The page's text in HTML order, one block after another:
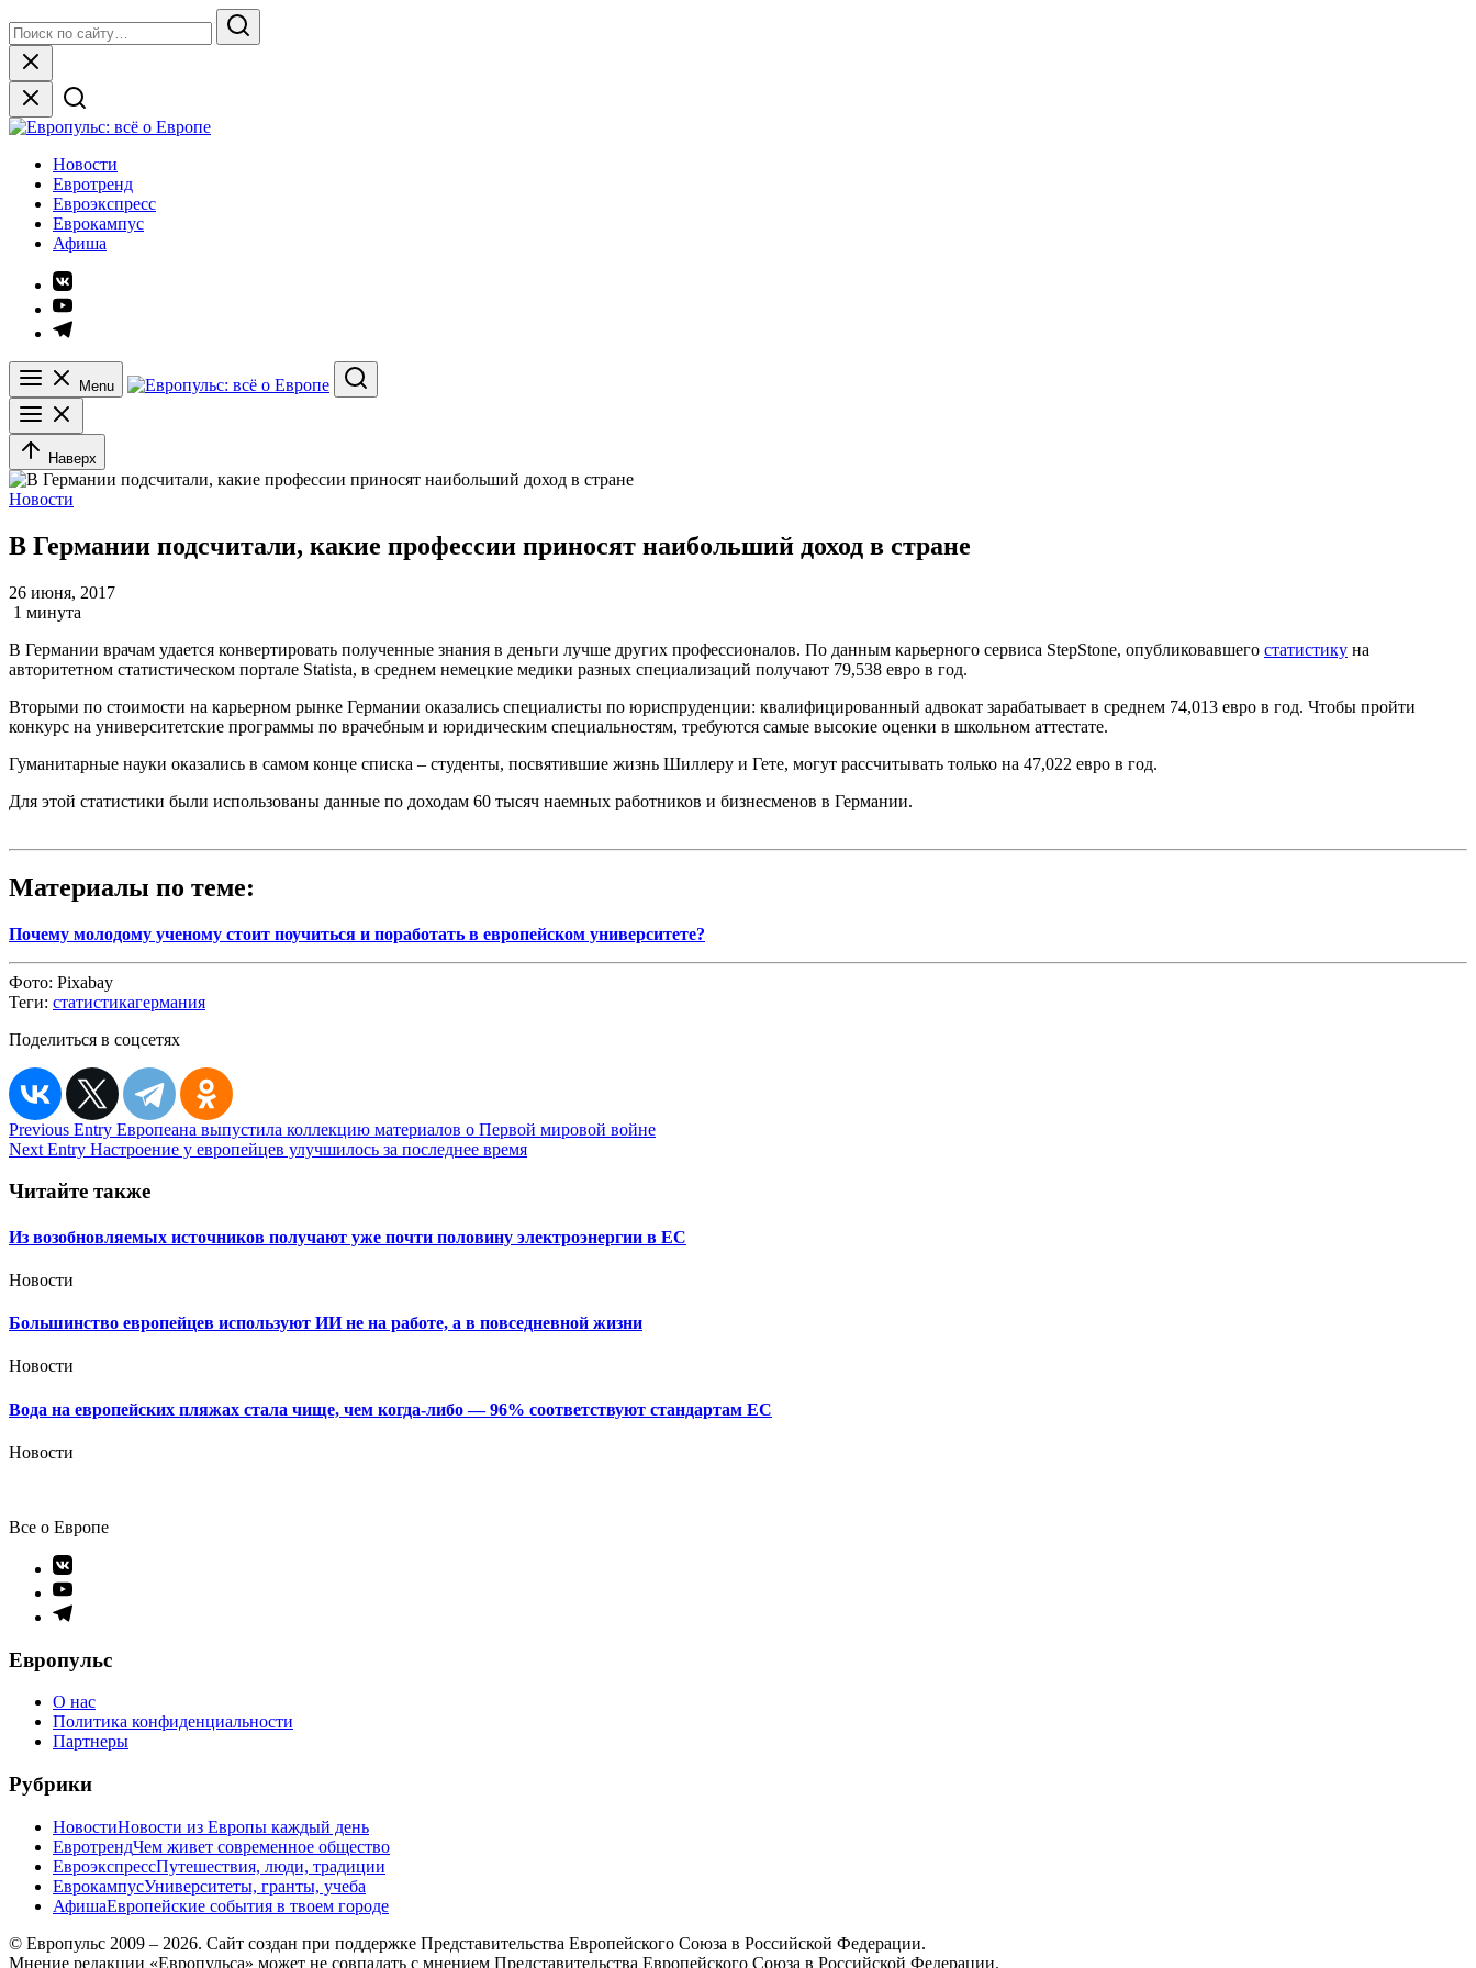
to
content
for:
Search
Close
Европульс: всё о Европе
Новости
Евротренд
Евроэкспресс
Еврокампус
Афиша
Элемент
меню
Элемент
меню
Элемент
Menu
Search
Наверх
Новости
В Германии подсчитали, какие профессии приносят наибольший доход в стране
26 июня, 2017
1 минута
В Германии врачам удается конвертировать полученные знания в деньги лучше других профессионалов. По данным карьерного сервиса StepStone, опубликовавшего статистику на
авторитетном статистическом портале Statista, в среднем немецкие медики разных специализаций получают 79,538 евро в год.
Вторыми по стоимости на карьерном рынке Германии оказались специалисты по юриспруденции: квалифицированный адвокат зарабатывает в среднем 74,013 евро в год. Чтобы пройти
конкурс на университетские программы по врачебным и юридическим специальностям, требуются самые высокие оценки в школьном аттестате.
Гуманитарные науки оказались в самом конце списка – студенты, посвятившие жизнь Шиллеру и Гете, могут рассчитывать только на 47,022 евро в год.
Для этой статистики были использованы данные по доходам 60 тысяч наемных работников и бизнесменов в Германии.
Материалы по теме:
Почему молодому ученому стоит поучиться и поработать в европейском университете?
Фото: Pixabay
Теги: статистикагермания
Поделиться в соцсетях
Навигация
по
записям
Previous Entry Европеана выпустила коллекцию материалов о Первой мировой войне
Next Entry Настроение у европейцев улучшилось за последнее время
Читайте также
Из возобновляемых источников получают уже почти половину электроэнергии в ЕС
Новости
Большинство европейцев используют ИИ не на работе, а в повседневной жизни
Новости
Вода на европейских пляжах стала чище, чем когда-либо — 96% соответствуют стандартам ЕС
Новости
Все о Европе
Элемент
меню
Элемент
меню
Элемент
Европульс
О нас
Политика конфиденциальности
Партнеры
Рубрики
НовостиНовости из Европы каждый день
ЕвротрендЧем живет современное общество
ЕвроэкспрессПутешествия, люди, традиции
ЕврокампусУниверситеты, гранты, учеба
АфишаЕвропейские события в твоем городе
© Европульс 2009 – 2026. Сайт создан при поддержке Представительства Европейского Союза в Российской Федерации.
Мнение редакции «Европульса» может не совпадать с мнением Представительства Европейского Союза в Российской Федерации.